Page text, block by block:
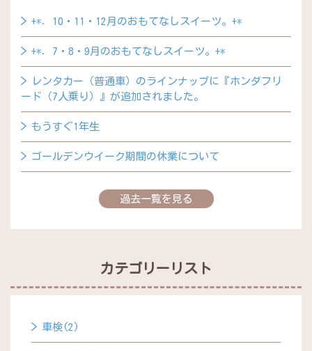
+*．10・11・12月のおもてなしスイーツ。+*
+*．7・8・9月のおもてなしスイーツ。+*
レンタカー（普通車）のラインナップに『ホンダフリ
ード（7人乗り）』が追加されました。
もうすぐ1年生
ゴールデンウイーク期間の休業について
過去一覧を見る
カテゴリーリスト
車検(2)